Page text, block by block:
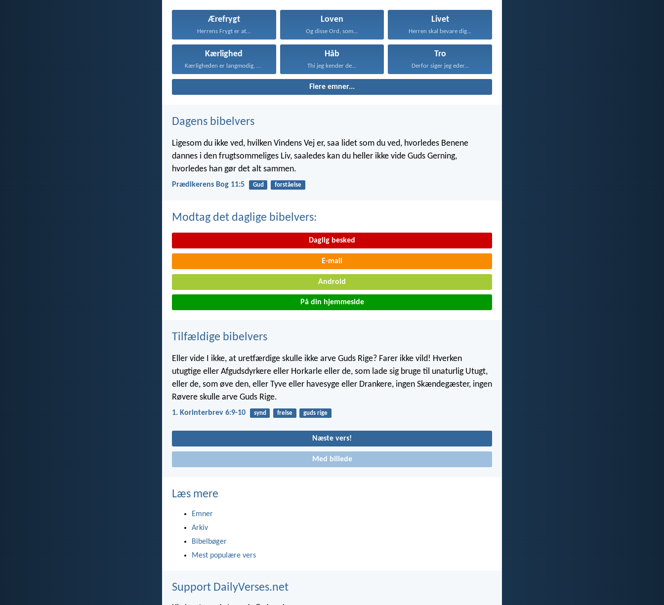
Ærefrygt
Herrens Frygt er at...
Loven
Og disse Ord, som...
Livet
Herren skal bevare dig...
Kærlighed
Kærligheden er langmodig, er...
Håb
Thi jeg kender de...
Tro
Derfor siger jeg eder...
Flere emner...
Dagens bibelvers
Ligesom du ikke ved, hvilken Vindens Vej er, saa lidet som du ved, hvorledes Benene
dannes i den frugtsommeliges Liv, saaledes kan du heller ikke vide Guds Gerning,
hvorledes han gør det alt sammen.
Prædikerens Bog 11:5 Gud forståelse
Modtag det daglige bibelvers:
Daglig besked
E-mail
Android
På din hjemmeside
Tilfældige bibelvers
Eller vide I ikke, at uretfærdige skulle ikke arve Guds Rige? Farer ikke vild! Hverken
utugtige eller Afgudsdyrkere eller Horkarle eller de, som lade sig bruge til unaturlig Utugt,
eller de, som øve den, eller Tyve eller havesyge eller Drankere, ingen Skændegæster, ingen
Røvere skulle arve Guds Rige.
1. Korinterbrev 6:9-10 synd frelse guds rige
Næste vers!
Med billede
Læs mere
Emner
Arkiv
Bibelbøger
Mest populære vers
Support DailyVerses.net